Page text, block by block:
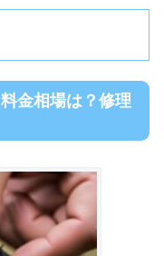
金相場は？修理